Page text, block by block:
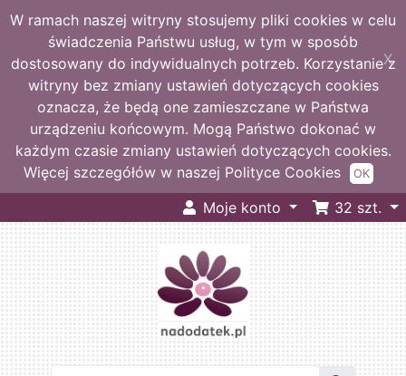
W ramach naszej witryny stosujemy pliki cookies w celu
świadczenia Państwu usług, w tym w sposób
dostosowany do indywidualnych potrzeb. Korzystanie z
witryny bez zmiany ustawień dotyczących cookies
oznacza, że będą one zamieszczane w Państwa
urządzeniu końcowym. Mogą Państwo dokonać w
każdym czasie zmiany ustawień dotyczących cookies.
Więcej szczegółów w naszej Polityce Cookies
X
OK
Moje konto 32 szt.